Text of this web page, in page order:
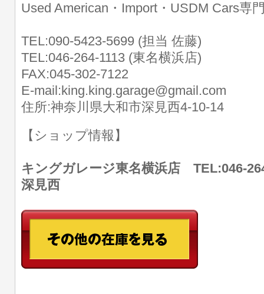
Used American・Import・USDM Cars専
TEL:090-5423-5699 (担当 佐藤)
TEL:046-264-1113 (東名横浜店)
FAX:045-302-7122
E-mail:king.king.garage@gmail.com
住所:神奈川県大和市深見西4-10-14
【ショップ情報】
キングガレージ東名横浜店 TEL:046-
深見西